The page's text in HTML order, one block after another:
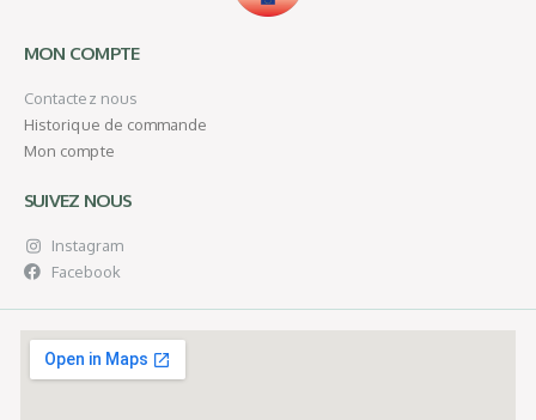
MON COMPTE
Contactez nous
Historique de commande
Mon compte
SUIVEZ NOUS
Instagram
Facebook